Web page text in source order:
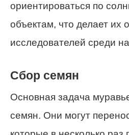
ориентироваться по
объектам, что делает их
исследователей среди
Сбор семян
Основная задача
семян. Они могут